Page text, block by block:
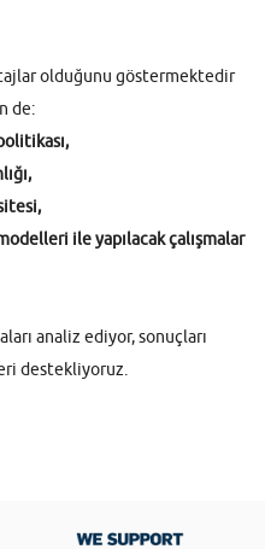
olduğunu göstermektedir
de:
ile yapılacak çalışmalar
analiz ediyor, sonuçları
destekliyoruz.